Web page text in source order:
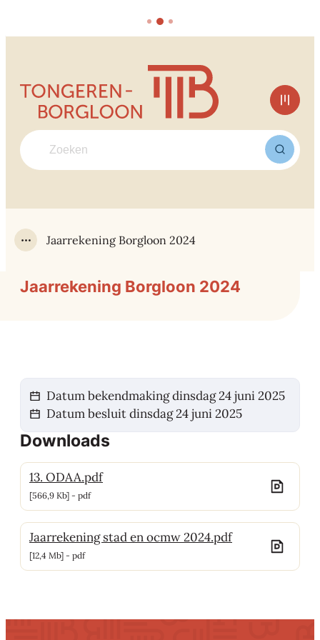
Waarmee kunnen we jou helpen?
Toon alle broodkruimel items
Jaarrekening Borgloon 2024
Jaarrekening Borgloon 2024
Datum bekendmakingdinsdag 24 juni 2025
Datum besluitdinsdag 24 juni 2025
Downloads
13. ODAA.pdf
566,9 Kb pdf
Jaarrekening stad en ocmw 2024.pdf
12,4 Mb pdf